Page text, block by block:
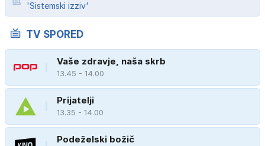
'Sistemski izziv'
TV SPORED
Vaše zdravje, naša skrb
13.45 - 14.00
Prijatelji
13.35 - 14.00
Podeželski božič